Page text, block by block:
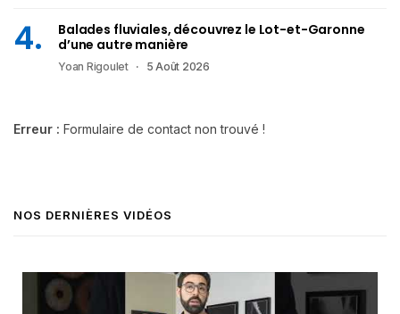
Balades fluviales, découvrez le Lot-et-Garonne
d’une autre manière
Yoan Rigoulet 5 Août 2026
Erreur : Formulaire de contact non trouvé !
NOS DERNIÈRES VIDÉOS